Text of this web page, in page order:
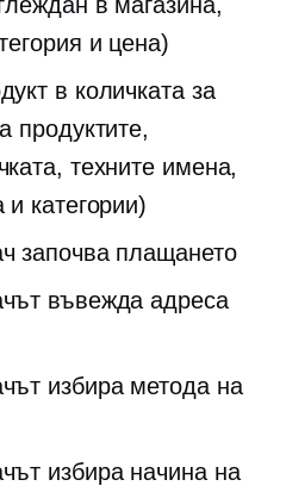
и цена)
в количката за
продуктите,
техните имена,
и категории)
започва плащането
въвежда адреса
избира метода на
избира начина на